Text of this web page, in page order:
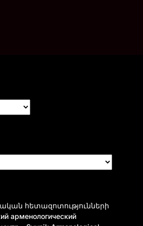
հետազոտությունների
арменологический